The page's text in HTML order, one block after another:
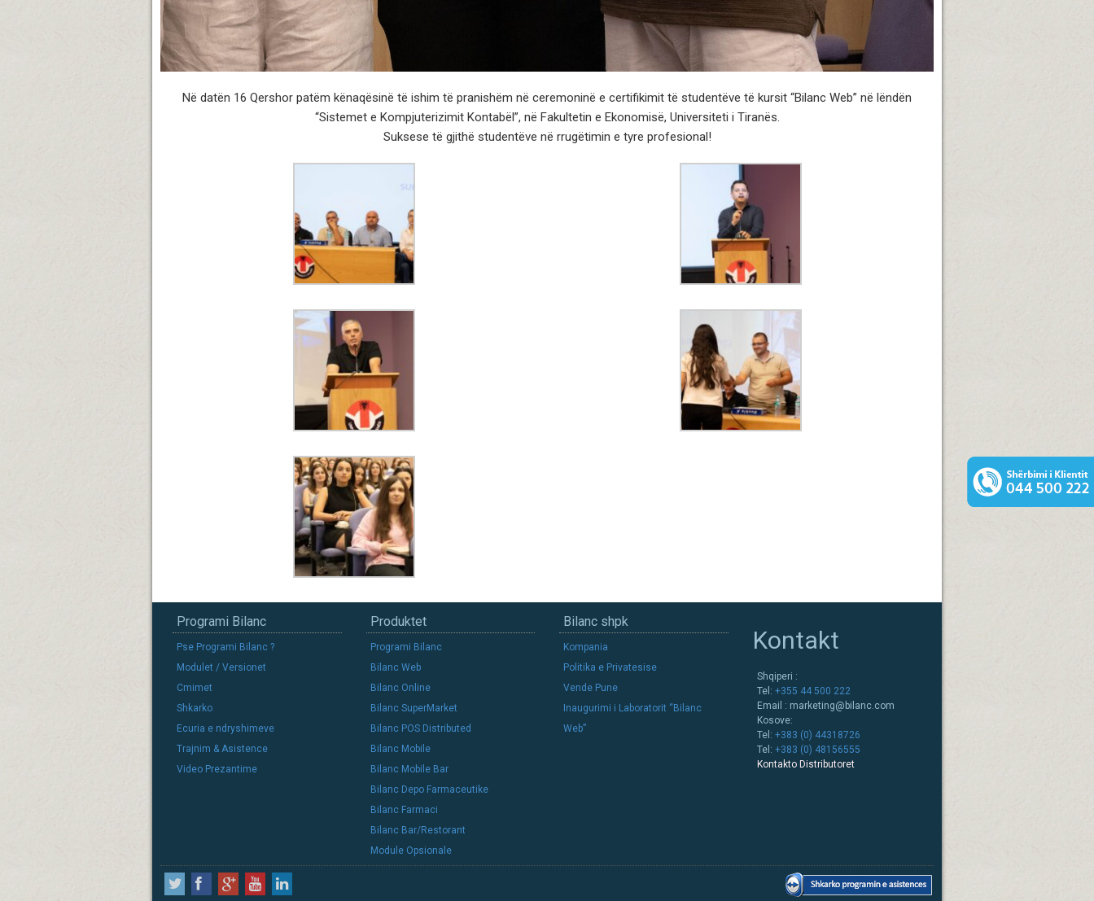
Në datën 16 Qershor patëm kënaqësinë të ishim të pranishëm në ceremoninë e certifikimit të studentëve të kursit “Bilanc Web” në lëndën
“Sistemet e Kompjuterizimit Kontabël”, në Fakultetin e Ekonomisë, Universiteti i Tiranës.
Suksese të gjithë studentëve në rrugëtimin e tyre profesional!
Programi Bilanc
Pse Programi Bilanc ?
Modulet / Versionet
Cmimet
Shkarko
Ecuria e ndryshimeve
Trajnim & Asistence
Video Prezantime
Produktet
Programi Bilanc
Bilanc Web
Bilanc Online
Bilanc SuperMarket
Bilanc POS Distributed
Bilanc Mobile
Bilanc Mobile Bar
Bilanc Depo Farmaceutike
Bilanc Farmaci
Bilanc Bar/Restorant
Module Opsionale
Bilanc shpk
Kompania
Politika e Privatesise
Vende Pune
Inaugurimi i Laboratorit “Bilanc
Web”
Kontakt
Shqiperi :
Tel: +355 44 500 222
Email : marketing@bilanc.com
Kosove:
Tel: +383 (0) 44318726
Tel: +383 (0) 48156555
Kontakto Distributoret